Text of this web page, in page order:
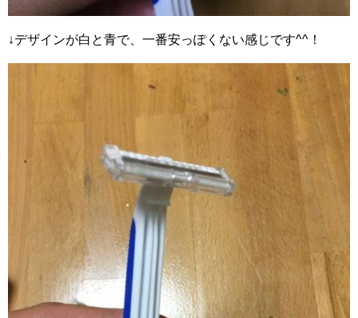
↓デザインが白と青で、一番安っぽくない感じです^^！